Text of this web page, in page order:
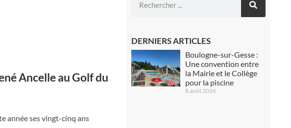
Ancelle au Golf du
année ses vingt-cinq ans
DERNIERS ARTICLES
Boulogne-sur-Gesse :
Une convention entre
la Mairie et le Collège
pour la piscine
8 août 2026